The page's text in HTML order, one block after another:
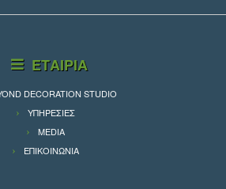
ΕΤΑΙΡΙΑ
DECORATION STUDIO
ΥΠΗΡΕΣΙΕΣ
MEDIA
ΕΠΙΚΟΙΝΩΝΙΑ